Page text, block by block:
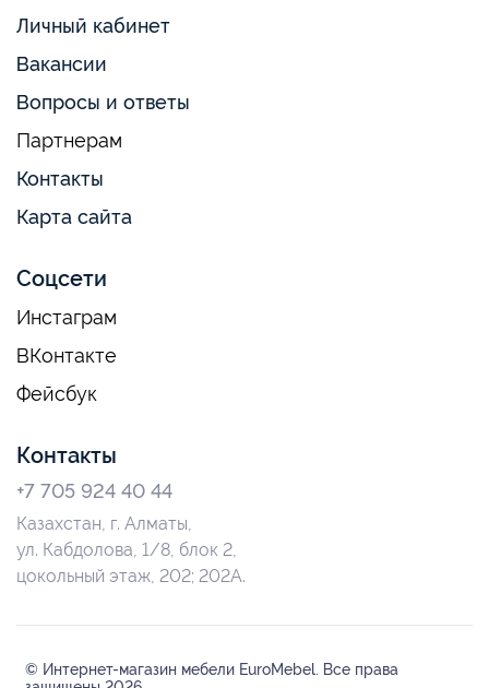
Личный кабинет
Вакансии
Вопросы и ответы
Партнерам
Контакты
Карта сайта
Соцсети
Инстаграм
ВКонтакте
Фейсбук
Контакты
+7 705 924 40 44
Казахстан, г. Алматы,
ул. Кабдолова, 1/8, блок 2,
цокольный этаж, 202; 202А.
© Интернет-магазин мебели EuroMebel. Все права